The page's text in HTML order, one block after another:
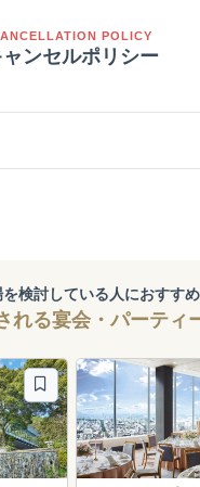
POLICY
ャンセルポリシー
を検討している人におすすめ
れる宴会・パーティ